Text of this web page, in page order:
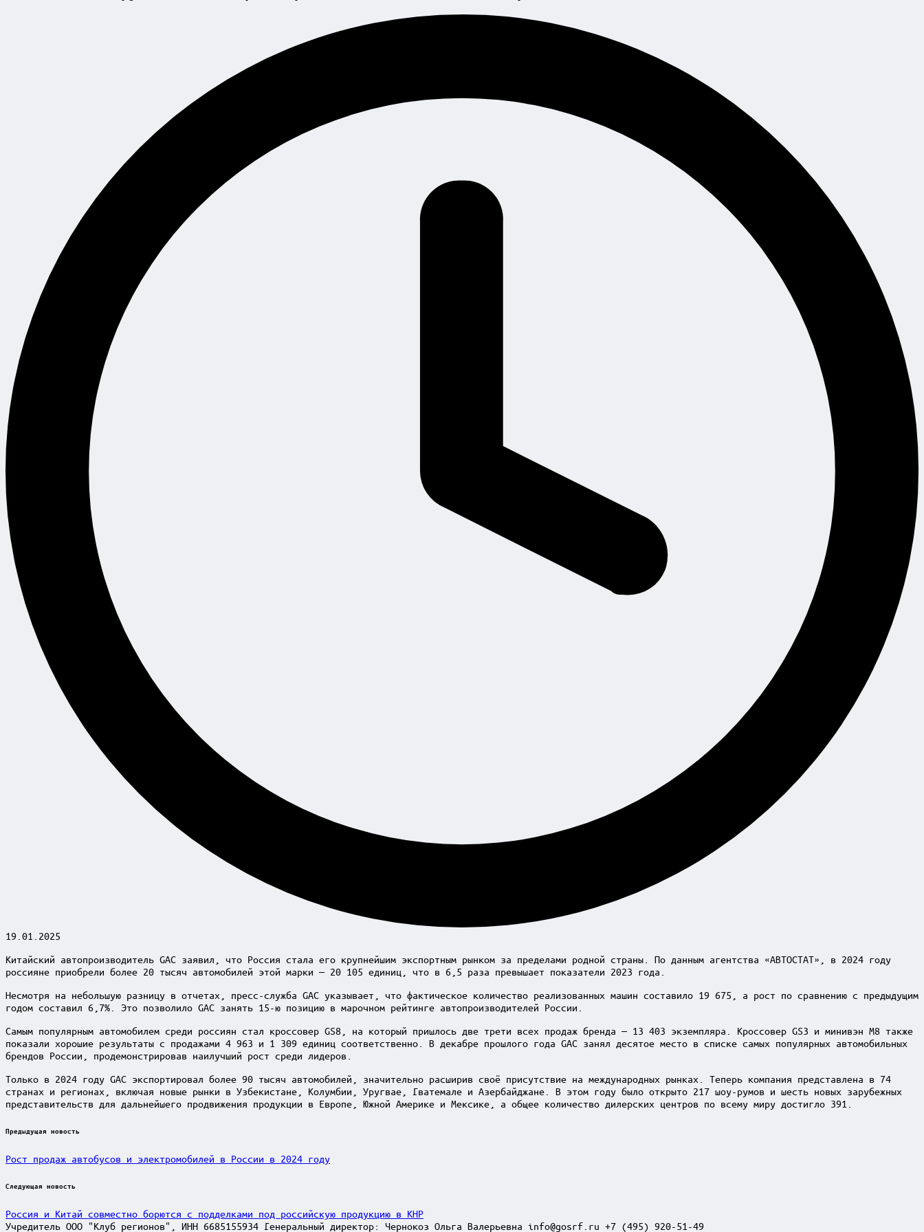
19.01.2025
Китайский автопроизводитель GAC заявил, что Россия стала его крупнейшим экспортным рынком за пределами родной страны. По данным агентства «АВТОСТАТ», в 2024 году
россияне приобрели более 20 тысяч автомобилей этой марки — 20 105 единиц, что в 6,5 раза превышает показатели 2023 года.
Несмотря на небольшую разницу в отчетах, пресс-служба GAC указывает, что фактическое количество реализованных машин составило 19 675, а рост по сравнению с предыдущим
годом составил 6,7%. Это позволило GAC занять 15-ю позицию в марочном рейтинге автопроизводителей России.
Самым популярным автомобилем среди россиян стал кроссовер GS8, на который пришлось две трети всех продаж бренда — 13 403 экземпляра. Кроссовер GS3 и минивэн M8 также
показали хорошие результаты с продажами 4 963 и 1 309 единиц соответственно. В декабре прошлого года GAC занял десятое место в списке самых популярных автомобильных
брендов России, продемонстрировав наилучший рост среди лидеров.
Только в 2024 году GAC экспортировал более 90 тысяч автомобилей, значительно расширив своё присутствие на международных рынках. Теперь компания представлена в 74
странах и регионах, включая новые рынки в Узбекистане, Колумбии, Уругвае, Гватемале и Азербайджане. В этом году было открыто 217 шоу-румов и шесть новых зарубежных
представительств для дальнейшего продвижения продукции в Европе, Южной Америке и Мексике, а общее количество дилерских центров по всему миру достигло 391.
Post
Предыдущая новость
Рост продаж автобусов и электромобилей в России в 2024 году
Следующая новость
Россия и Китай совместно борются с подделками под российскую продукцию в КНР
Учредитель ООО "Клуб регионов", ИНН 6685155934 Генеральный директор: Чернокоз Ольга Валерьевна info@gosrf.ru +7 (495) 920-51-49